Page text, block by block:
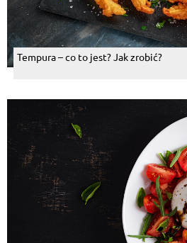
Tempura – co to jest? Jak zrobić?